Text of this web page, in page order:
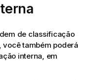
de classificação
você também poderá
interna, em